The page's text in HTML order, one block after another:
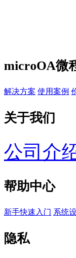
microOA微
解决方案 使用案例
关于我们
公司介
帮助中心
新手快速入门 系统
隐私